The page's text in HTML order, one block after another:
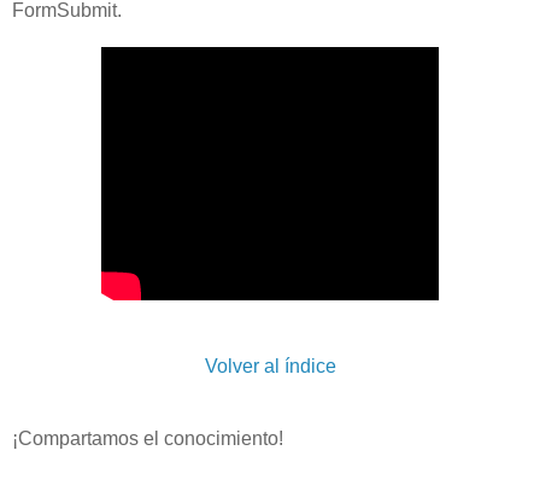
FormSubmit.
Volver al índice
¡Compartamos el conocimiento!